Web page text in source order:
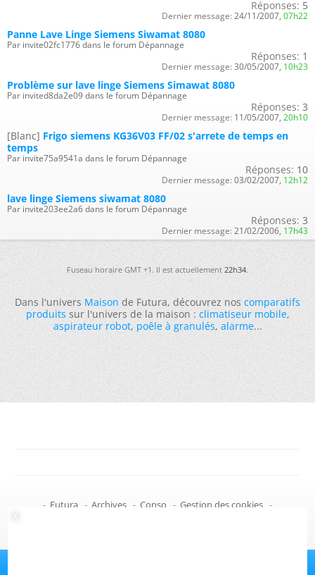
Réponses: 5
Dernier message: 24/11/2007, 07h22
Panne Lave Linge Siemens Siwamat 8080
Par invite02fc1776 dans le forum Dépannage
Réponses: 1
Dernier message: 30/05/2007, 10h23
Problème sur lave linge Siemens Simawat 8080
Par invited8da2e09 dans le forum Dépannage
Réponses: 3
Dernier message: 11/05/2007, 20h10
[Blanc] Frigo siemens KG36V03 FF/02 s'arrete de temps en
temps
Par invite75a9541a dans le forum Dépannage
Réponses: 10
Dernier message: 03/02/2007, 12h12
lave linge Siemens siwamat 8080
Par invite203ee2a6 dans le forum Dépannage
Réponses: 3
Dernier message: 21/02/2006, 17h43
Fuseau horaire GMT +1. Il est actuellement22h34.
Dans l'universMaisonde Futura, découvrez noscomparatifs
produitssur l'univers de la maison :climatiseur mobile,
aspirateur robot,poêle à granulés,alarme...
- Futura - Archives - Conso - Gestion des cookies -